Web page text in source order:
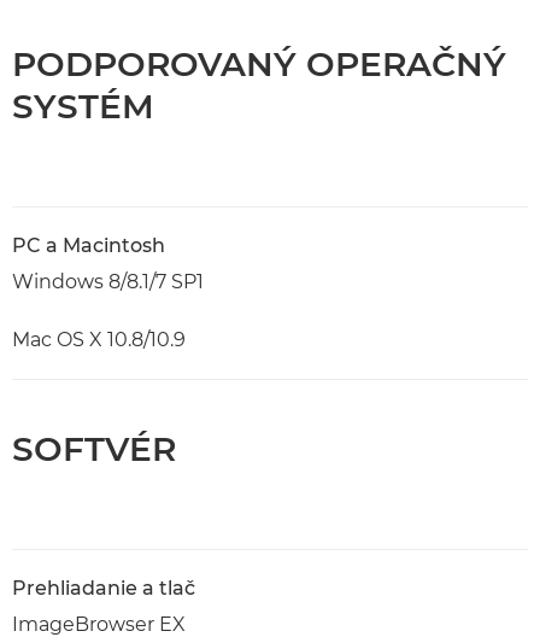
PODPOROVANÝ OPERAČNÝ
SYSTÉM
PC a Macintosh
Windows 8/8.1/7 SP1
Mac OS X 10.8/10.9
SOFTVÉR
Prehliadanie a tlač
ImageBrowser EX